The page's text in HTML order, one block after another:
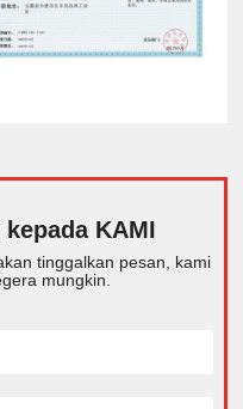
kepada KAMI
tinggalkan pesan, kami
mungkin.